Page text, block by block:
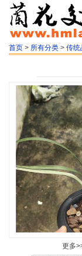
首页 > 所有分类 > 传统
更多